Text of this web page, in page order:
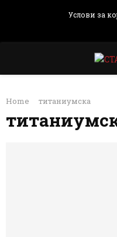
Услови за
PRIMARY
MENU
Home титаниумска